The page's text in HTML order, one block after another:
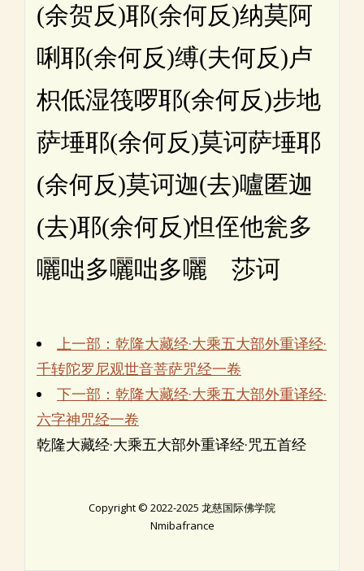
(余贺反)耶(余何反)纳莫阿
唎耶(余何反)缚(夫何反)卢
枳低湿筏啰耶(余何反)步地
萨埵耶(余何反)莫诃萨埵耶
(余何反)莫诃迦(去)嚧匿迦
(去)耶(余何反)怛侄他瓮多
囇咄多囇咄多囇 莎诃
上一部：乾隆大藏经·大乘五大部外重译经·
千转陀罗尼观世音菩萨咒经一卷
下一部：乾隆大藏经·大乘五大部外重译经·
六字神咒经一卷
乾隆大藏经·大乘五大部外重译经·咒五首经
Copyright © 2022-2025 龙慈国际佛学院
Nmibafrance